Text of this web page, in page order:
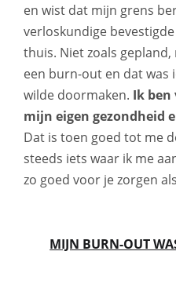
en wist dat mijn grens
verloskundige
thuis. Niet zoals
een burn-out en dat was
wilde doormaken. Ik
mijn eigen gezondheid
Dat is toen goed tot me
steeds iets waar ik me
zo goed voor je zorgen
MIJN BURN-OUT